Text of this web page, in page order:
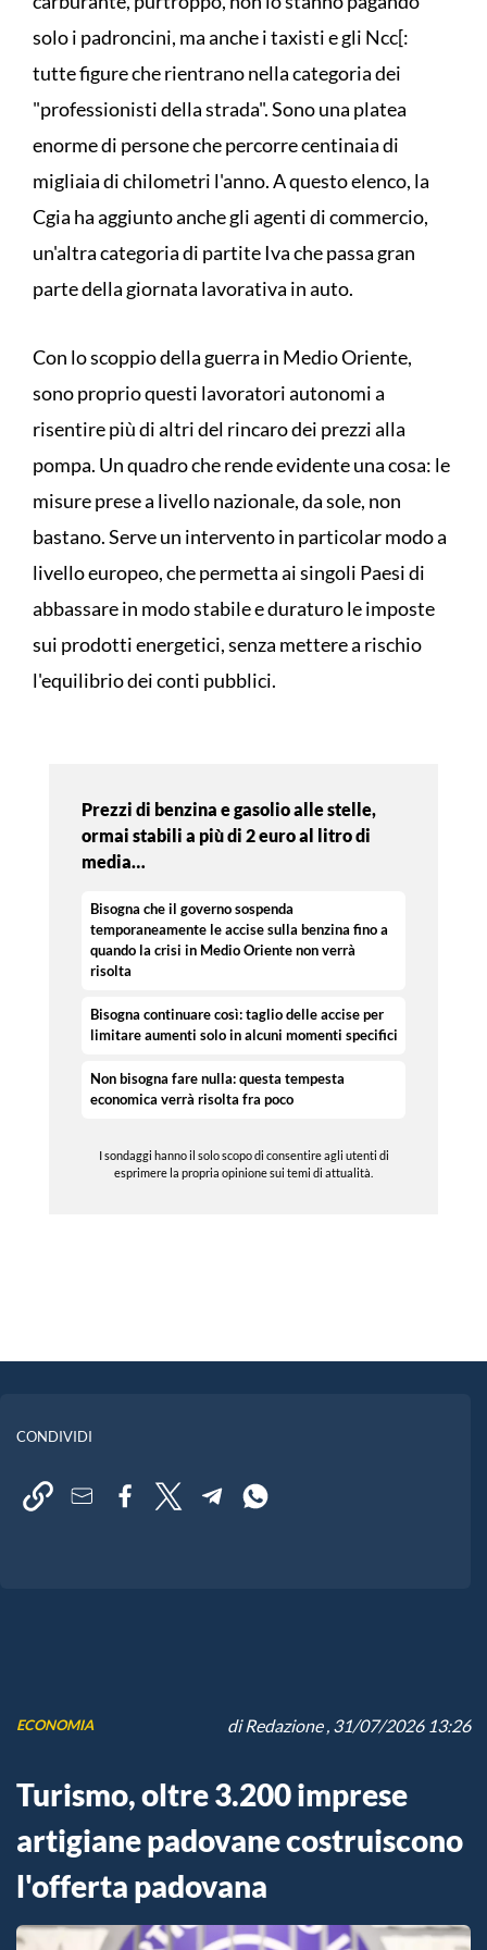
solo i padroncini, ma anche i taxisti e gli Ncc[:
tutte figure che rientrano nella categoria dei
"professionisti della strada". Sono una platea
enorme di persone che percorre centinaia di
migliaia di chilometri l'anno. A questo elenco, la
Cgia ha aggiunto anche gli agenti di commercio,
un'altra categoria di partite Iva che passa gran
parte della giornata lavorativa in auto.
Con lo scoppio della guerra in Medio Oriente,
sono proprio questi lavoratori autonomi a
risentire più di altri del rincaro dei prezzi alla
pompa. Un quadro che rende evidente una cosa: le
misure prese a livello nazionale, da sole, non
bastano. Serve un intervento in particolar modo a
livello europeo, che permetta ai singoli Paesi di
abbassare in modo stabile e duraturo le imposte
sui prodotti energetici, senza mettere a rischio
l'equilibrio dei conti pubblici.
Prezzi di benzina e gasolio alle stelle,
ormai stabili a più di 2 euro al litro di
media…
Bisogna che il governo sospenda
temporaneamente le accise sulla benzina fino a
quando la crisi in Medio Oriente non verrà
risolta
Bisogna continuare così: taglio delle accise per
limitare aumenti solo in alcuni momenti specifici
Non bisogna fare nulla: questa tempesta
economica verrà risolta fra poco
I sondaggi hanno il solo scopo di consentire agli utenti di
esprimere la propria opinione sui temi di attualità.
CONDIVIDI
ECONOMIA diRedazione, 31/07/2026 13:26
Turismo, oltre 3.200 imprese
artigiane padovane costruiscono
l'offerta padovana